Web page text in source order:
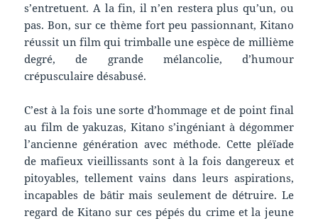
s’entretuent. A la fin, il n’en restera plus qu’un, ou
pas. Bon, sur ce thème fort peu passionnant, Kitano
réussit un film qui trimballe une espèce de millième
degré, de grande mélancolie, d’humour
crépusculaire désabusé.
C’est à la fois une sorte d’hommage et de point final
au film de yakuzas, Kitano s’ingéniant à dégommer
l’ancienne génération avec méthode. Cette pléïade
de mafieux vieillissants sont à la fois dangereux et
pitoyables, tellement vains dans leurs aspirations,
incapables de bâtir mais seulement de détruire. Le
regard de Kitano sur ces pépés du crime et la jeune